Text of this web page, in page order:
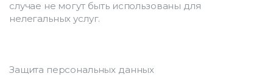
случае не могут быть использованы для
нелегальных услуг.
Защита персональных данных